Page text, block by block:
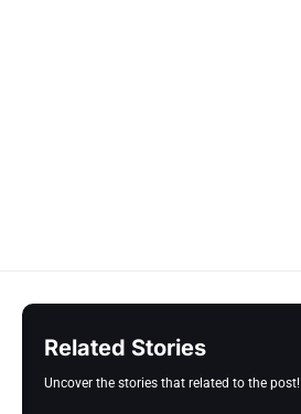
Related Stories
Uncover the stories that related to the post!